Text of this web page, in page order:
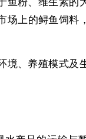
场上的鲟鱼饲料
境、养殖模式及